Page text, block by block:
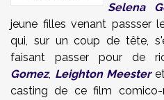
Selena
jeune filles venant passser
qui, sur un coup de tête,
faisant passer pour de
Gomez, Leighton Meester
casting de ce film comico-